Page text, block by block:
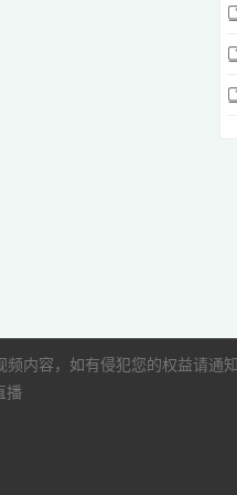
内容，如有侵犯您的权益请通
播